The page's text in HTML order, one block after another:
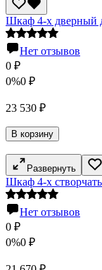
Шкаф 4-х дверный
Нет отзывов
0 ₽
0%0 ₽
23 530 ₽
В корзину
Развернуть
Шкаф 4-х
Нет отзывов
0 ₽
0%0 ₽